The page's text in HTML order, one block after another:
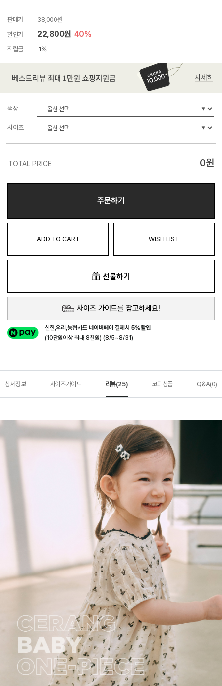
판매가
38,000원
할인가
22,800원 40%
적립금 1%
색상
사이즈
TOTAL PRICE 0원
주문하기
ADD TO CART WISH LIST
선물하기
사이즈 가이드를 참고하세요!
신한,우리,농협카드네이버페이 결제시 5%할인
(10만원이상 최대 8천원) (8/5~8/31)
상세정보 사이즈가이드 리뷰(25) 코디상품 Q&A(0)